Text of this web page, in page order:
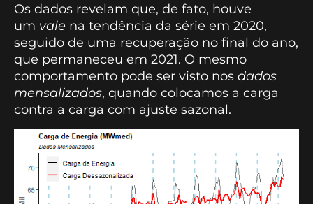
Os dados revelam que, de fato, houve
um vale na tendência da série em 2020,
seguido de uma recuperação no final do ano,
que permaneceu em 2021. O mesmo
comportamento pode ser visto nos dados
mensalizados, quando colocamos a carga
contra a carga com ajuste sazonal.